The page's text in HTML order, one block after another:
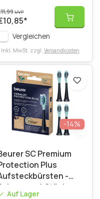
UVP
*
Vergleichen
Inkl. MwSt. zzgl. Versandkosten
-14%
SC Premium
Plus
-
- 4 Stück
Auf Lager